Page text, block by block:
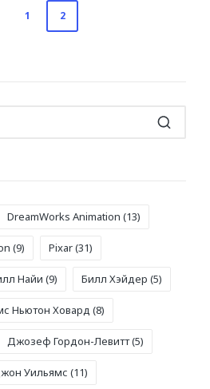
1 2
DreamWorks Animation (13)
(9) Pixar(31)
Найи (9) Билл Хэйдер (5)
Ньютон Ховард (8)
Джозеф Гордон-Левитт(5)
Уильямс (11)